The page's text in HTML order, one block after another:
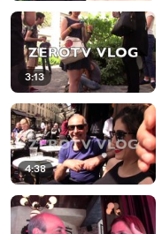
3:13
4:38